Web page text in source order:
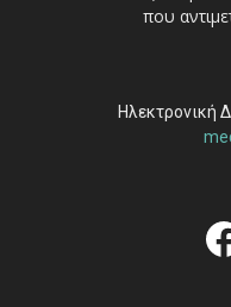
που
Ηλεκτρονική